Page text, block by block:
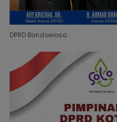
DPRD Bondowoso